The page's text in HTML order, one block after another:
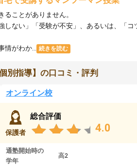
ことがありません。
しない」「受験が不安」、あるいは、「
がわか...
続きを読む
別指導】の口コミ・評判
オンライン校
保護者
総合評価
4.0
通塾開始時の
学年
高2